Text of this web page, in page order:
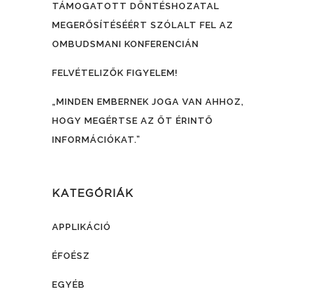
TÁMOGATOTT DÖNTÉSHOZATAL
MEGERŐSÍTÉSÉÉRT SZÓLALT FEL AZ
OMBUDSMANI KONFERENCIÁN
FELVÉTELIZŐK FIGYELEM!
„MINDEN EMBERNEK JOGA VAN AHHOZ,
HOGY MEGÉRTSE AZ ŐT ÉRINTŐ
INFORMÁCIÓKAT.”
KATEGÓRIÁK
APPLIKÁCIÓ
ÉFOÉSZ
EGYÉB